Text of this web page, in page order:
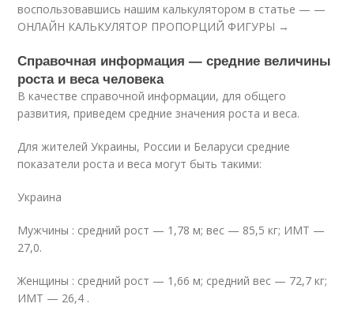
воспользовавшись нашим калькулятором в статье — —
ОНЛАЙН КАЛЬКУЛЯТОР ПРОПОРЦИЙ ФИГУРЫ →
Справочная информация — средние величины
роста и веса человека
В качестве справочной информации, для общего
развития, приведем средние значения роста и веса.
Для жителей Украины, России и Беларуси средние
показатели роста и веса могут быть такими:
Украина
Мужчины : средний рост — 1,78 м; вес — 85,5 кг; ИМТ —
27,0.
Женщины : средний рост — 1,66 м; средний вес — 72,7 кг;
ИМТ — 26,4 .